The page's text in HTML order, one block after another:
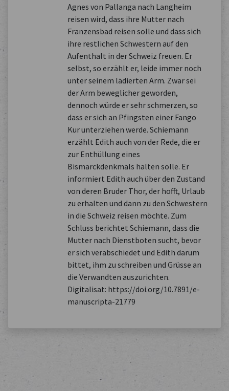
Agnes von Pallanga nach Langheim
reisen wird, dass ihre Mutter nach
Franzensbad reisen solle und dass sich
ihre restlichen Schwestern auf den
Aufenthalt in der Schweiz freuen. Er
selbst, so erzählt er, leide immer noch
unter seinem lädierten Arm. Zwar sei
der Arm beweglicher geworden,
dennoch würde er sehr schmerzen, so
dass er sich an Pfingsten einer Fango
Kur unterziehen werde. Schiemann
erzählt Edith auch von der Rede, die er
zur Enthüllung eines
Bismarckdenkmals halten solle. Er
informiert Edith auch über den Zustand
von deren Bruder Thor, der hofft, Urlaub
zu erhalten und dann zu den Schwestern
in die Schweiz reisen möchte. Zum
Schluss berichtet Schiemann, dass die
Mutter nach Dienstboten sucht, bevor
er sich verabschiedet und Edith darum
bittet, ihm zu schreiben und Grüsse an
die Verwandten auszurichten.
Digitalisat: https://doi.org/10.7891/e-
manuscripta-21779